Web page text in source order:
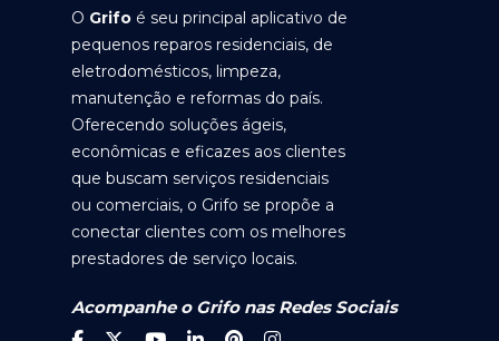
O Grifo é seu principal aplicativo de
pequenos reparos residenciais, de
eletrodomésticos, limpeza,
manutenção e reformas do país.
Oferecendo soluções ágeis,
econômicas e eficazes aos clientes
que buscam serviços residenciais
ou comerciais, o Grifo se propõe a
conectar clientes com os melhores
prestadores de serviço locais.
Acompanhe o Grifo nas Redes Sociais